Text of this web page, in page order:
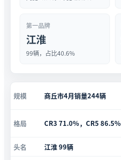
第一品牌
江淮
99辆，占比40.6%
规模 商丘市4月销量244辆
格局 CR3 71.0%，CR5 86.5%
头名 江淮 99辆